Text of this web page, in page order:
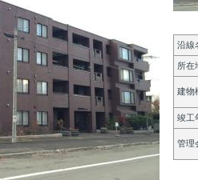
沿線
所在
建物
竣工
管理